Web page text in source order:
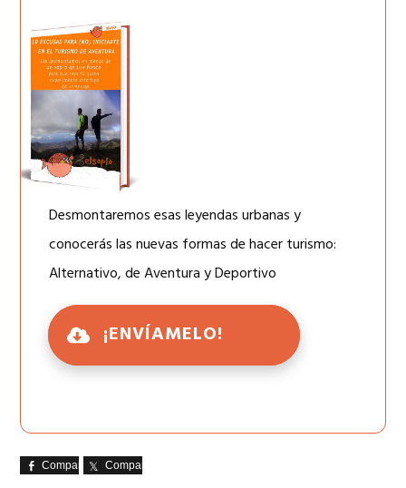
Desmontaremos esas leyendas urbanas y
conocerás las nuevas formas de hacer turismo:
Alternativo, de Aventura y Deportivo
¡ENVÍAMELO!
Comparte Comparte